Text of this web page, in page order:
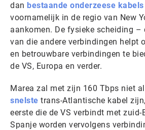
dan bestaande onderzeese kabels
voornamelijk in de regio van New
aankomen. De fysieke scheiding
van die andere verbindingen helpt
en betrouwbare verbindingen te
de VS, Europa en verder.
Marea zal met zijn 160 Tbps niet
snelste trans-Atlantische kabel
eerste die de VS verbindt met zuid-
Spanje worden vervolgens